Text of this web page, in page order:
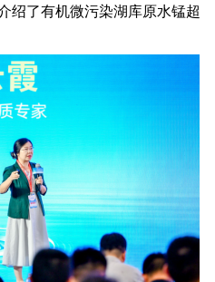
绍了有机微污染湖库原水锰超